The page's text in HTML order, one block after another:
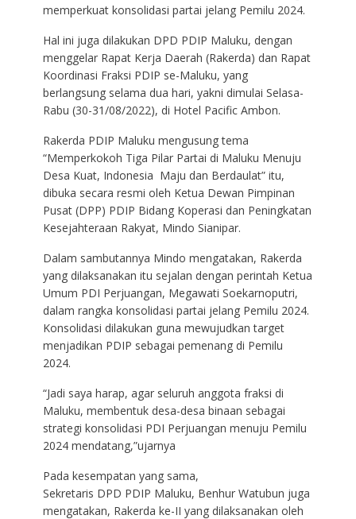
memperkuat konsolidasi partai jelang Pemilu 2024.
Hal ini juga dilakukan DPD PDIP Maluku, dengan
menggelar Rapat Kerja Daerah (Rakerda) dan Rapat
Koordinasi Fraksi PDIP se-Maluku, yang
berlangsung selama dua hari, yakni dimulai Selasa-
Rabu (30-31/08/2022), di Hotel Pacific Ambon.
Rakerda PDIP Maluku mengusung tema
“Memperkokoh Tiga Pilar Partai di Maluku Menuju
Desa Kuat, Indonesia Maju dan Berdaulat” itu,
dibuka secara resmi oleh Ketua Dewan Pimpinan
Pusat (DPP) PDIP Bidang Koperasi dan Peningkatan
Kesejahteraan Rakyat, Mindo Sianipar.
Dalam sambutannya Mindo mengatakan, Rakerda
yang dilaksanakan itu sejalan dengan perintah Ketua
Umum PDI Perjuangan, Megawati Soekarnoputri,
dalam rangka konsolidasi partai jelang Pemilu 2024.
Konsolidasi dilakukan guna mewujudkan target
menjadikan PDIP sebagai pemenang di Pemilu
2024.
“Jadi saya harap, agar seluruh anggota fraksi di
Maluku, membentuk desa-desa binaan sebagai
strategi konsolidasi PDI Perjuangan menuju Pemilu
2024 mendatang,”ujarnya
Pada kesempatan yang sama,
Sekretaris DPD PDIP Maluku, Benhur Watubun juga
mengatakan, Rakerda ke-II yang dilaksanakan oleh